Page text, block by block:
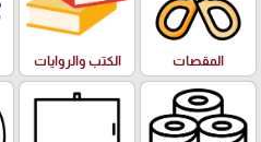
المقصات الكتب والروايات